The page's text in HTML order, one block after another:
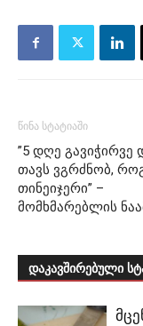
წინა სტატიაში
”5 დღე გავიჭირვე
თავს ვგრძნობ,
თინეიჯერი” –
მომხმარებლის
დაკავშირებული